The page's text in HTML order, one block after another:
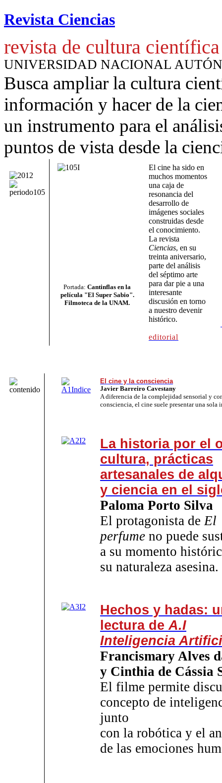
Revista Ciencias
revista de cultura científica
UNIVERSIDAD NACIONAL
Busca ampliar la cultura
información y hacer de la
un instrumento para el
puntos de vista desde la
Portada: Cantinflas en la
película "El Super Sabio".
Filmoteca de la UNAM.
El cine ha sido en
muchos momentos
una caja de
resonancia del
desarrollo de
imágenes sociales
construidas desde
el conocimiento.
La revista
Ciencias, en su
treinta aniversario,
parte del análisis
del séptimo arte
para dar pie a una
interesante
discusión en torno
a nuestro devenir
histórico.
editorial
El cine y la consciencia
Javier Barreiro Cavestany
A diferencia de la complejidad sensorial y
consciencia, el cine suele presentar una sola
La historia por el
cultura, prácticas
artesanales de
y ciencia en el
Paloma Porto Silva
El protagonista de El
perfume no puede
a su momento
su naturaleza asesina.
Hechos y hadas:
lectura de A.I
Inteligencia
Francismary Alves
y Cinthia de Cássia
El filme permite
concepto de
junto
con la robótica y el
de las emociones